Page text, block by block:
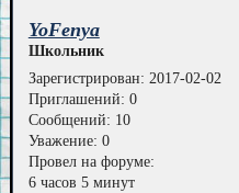
YoFenya
Школьник
Зарегистрирован: 2017-02-02
Приглашений: 0
Сообщений: 10
Уважение: 0
Провел на форуме:
6 часов 5 минут